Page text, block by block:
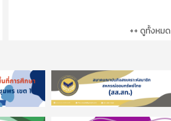
++ ดูทั้งหมด